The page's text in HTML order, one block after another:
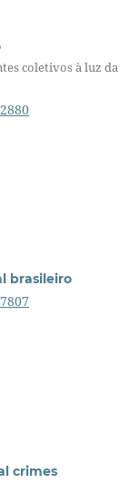
coletivos à luz da
brasileiro
crimes